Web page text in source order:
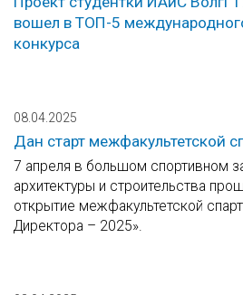
вошел в ТОП-5
конкурса
08.04.2025
Дан старт межфакультетской
7 апреля в большом спортивном
архитектуры и строительства
открытие межфакультетской
Директора – 2025».